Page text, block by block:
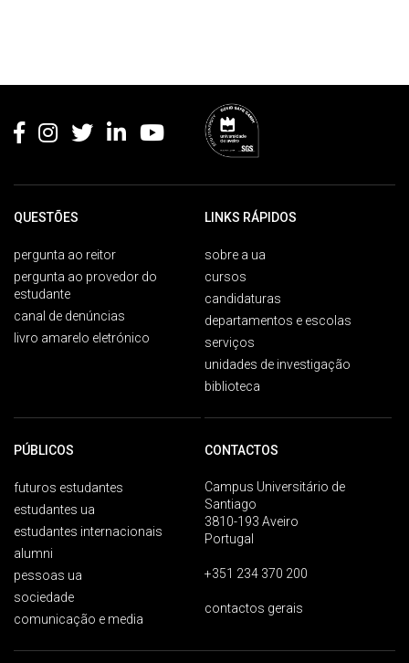
QUESTÕES
pergunta ao reitor
pergunta ao provedor do
estudante
canal de denúncias
livro amarelo eletrónico
LINKS RÁPIDOS
sobre a ua
cursos
candidaturas
departamentos e escolas
serviços
unidades de investigação
biblioteca
PÚBLICOS
futuros estudantes
estudantes ua
estudantes internacionais
alumni
pessoas ua
sociedade
comunicação e media
CONTACTOS
Campus Universitário de
Santiago
3810-193 Aveiro
Portugal
+351 234 370 200
contactos gerais